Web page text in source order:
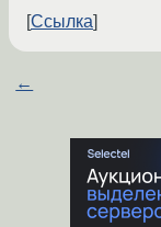
Ссылка
←